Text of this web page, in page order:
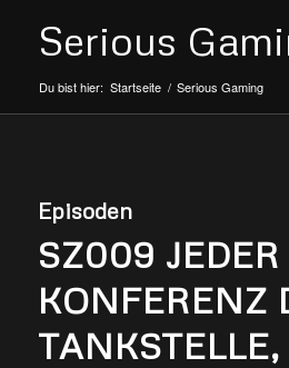
Serious
Du bist hier: Startseite / Serious Gaming
Episoden
SZ009 JEDER
KONFERENZ